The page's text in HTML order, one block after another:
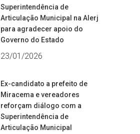
Superintendência de
Articulação Municipal na Alerj
para agradecer apoio do
Governo do Estado
23/01/2026
Ex-candidato a prefeito de
Miracema e vereadores
reforçam diálogo com a
Superintendência de
Articulação Municipal